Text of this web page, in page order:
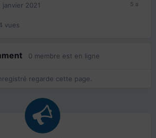
janvier 2021
vues
0 membre est en ligne
regarde cette page.